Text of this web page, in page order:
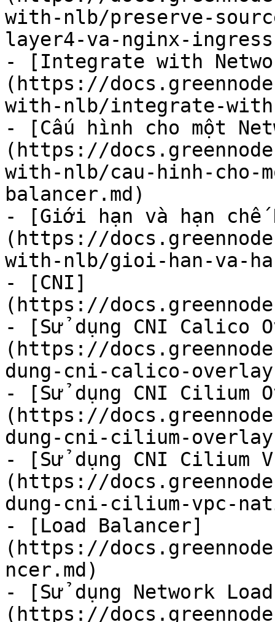
with-nlb/preserve-
layer4-va-nginx-
- [Integrate with
(https://
with-nlb/integrate-
- [Cấu hình cho một
(https://
with-nlb/cau-hinh-cho-
balancer.md)
- [Giới hạn và hạn chế
(https://
with-nlb/gioi-han-va-
- [CNI]
(https://
- [Sử dụng CNI Calico
(https://
dung-cni-calico-
- [Sử dụng CNI Cilium
(https://
dung-cni-cilium-
- [Sử dụng CNI Cilium
(https://
dung-cni-cilium-vpc-
- [Load Balancer]
(https://
ncer.md)
- [Sử dụng Network
(https://